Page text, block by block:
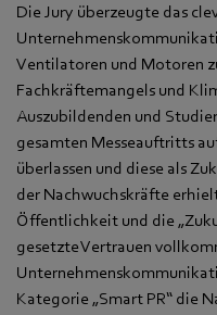
Die Jury überzeugte das
Ventilatoren und Motoren
Fachkräftemangels und
Auszubildenden und
gesamten Messeauftritts
überlassen und diese als
der Nachwuchskräfte
Öffentlichkeit und die
gesetzte Vertrauen
Kategorie „Smart PR“ die